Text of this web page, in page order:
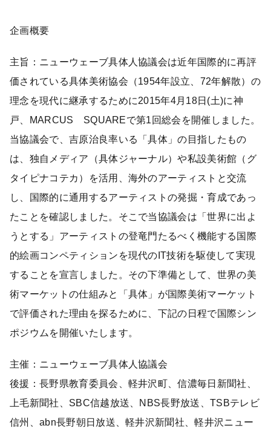
企画概要
主旨：ニューウェーブ具体人協議会は近年国際的に再評
価されている具体美術協会（1954年設立、72年解散）の
理念を現代に継承するために2015年4月18日(土)に神
戸、MARCUS SQUAREで第1回総会を開催しました。
当協議会で、吉原治良率いる「具体」の目指したもの
は、独自メディア（具体ジャーナル）や私設美術館（グ
タイピナコテカ）を活用、海外のアーティストと交流
し、国際的に通用するアーティストの発掘・育成であっ
たことを確認しました。そこで当協議会は「世界に出よ
うとする」アーティストの登竜門たるべく機能する国際
的絵画コンペティションを現代のIT技術を駆使して実現
することを宣言しました。その下準備として、世界の美
術マーケットの仕組みと「具体」が国際美術マーケット
で評価された理由を探るために、下記の日程で国際シン
ポジウムを開催いたします。
主催：ニューウェーブ具体人協議会
後援：長野県教育委員会、軽井沢町、信濃毎日新聞社、
上毛新聞社、SBC信越放送、NBS長野放送、TSBテレビ
信州、abn長野朝日放送、軽井沢新聞社、軽井沢ニュー